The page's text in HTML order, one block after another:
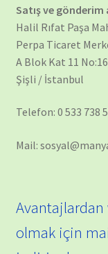
Satış ve
Halil Rıfat Paşa
Perpa Ticaret
A Blok Kat 11
Şişli / İstanbul
Telefon: 0 533 738
Mail:
olmak için